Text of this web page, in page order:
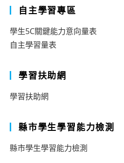
自主學習專區
學生5C關鍵能力意向量表
自主學習量表
學習扶助網
學習扶助網
縣市學生學習能力檢測
縣市學生學習能力檢測